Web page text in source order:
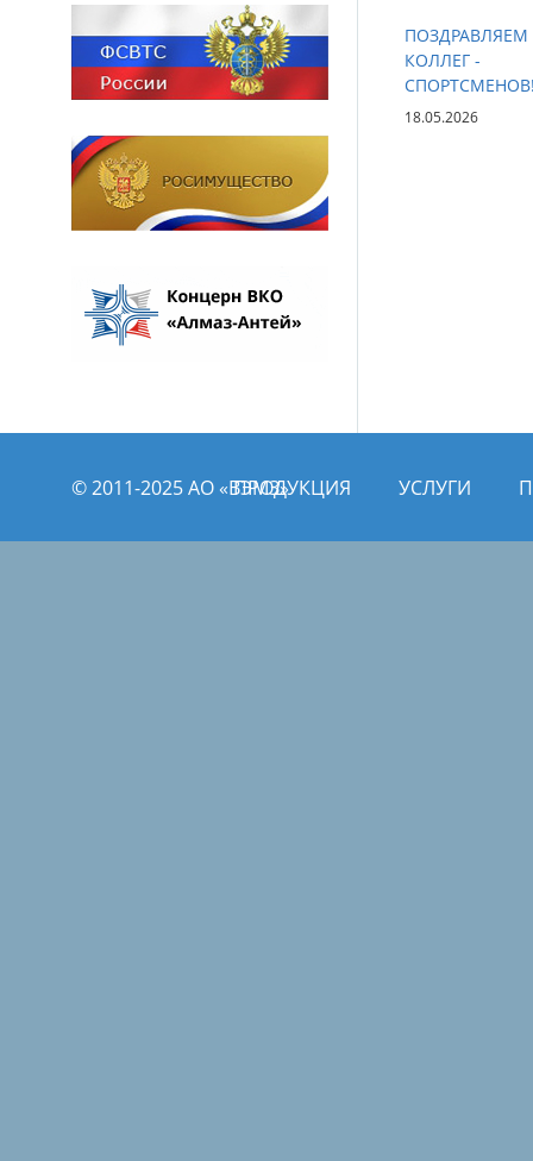
ПОЗДРАВЛЯЕМ
КОЛЛЕГ -
18.05.2026
© 2011­­-2025 АО «ВЭМЗ»ПРОДУКЦИЯ УСЛУГИ